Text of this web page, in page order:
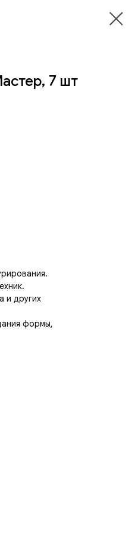
7 шт
и других
формы,